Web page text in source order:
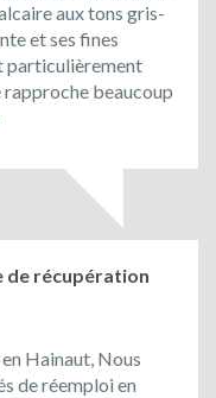
aux tons gris-
et ses fines
particulièrement
rapproche beaucoup
de récupération
Hainaut, Nous
de réemploi en